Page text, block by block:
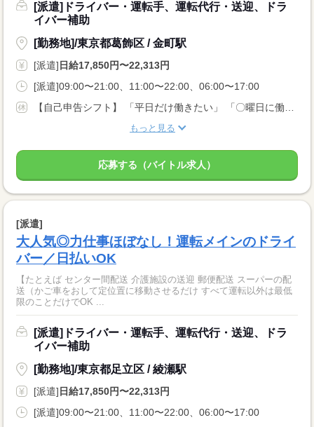
[派遣]ドライバー・運転手、運転代行・送迎、ドラ
イバー補助
[勤務地]/東京都葛飾区 / 金町駅
[派遣] 日給17,850円〜22,313円
[派遣]09:00〜21:00、11:00〜22:00、06:00〜17:00
【自己申告シフト】 「平日だけ働きたい」 「〇曜日に働きたい」 など、働き方は自分で選べます。 曜日・時間についてのご希望も 面談の際に教えてくださいね。 ※こちらは中型以上のお仕事の例です
もっと見る
応募する（バイトル求人）
[派遣]
大人気◎力仕事ほぼなし！運転メインのドライ
バー／日払いOK
【たとえば センター間配送 介護施設の送迎 郵便配送 スーパーの配
送（かご車をおして定位置に移動させるだけ すべて運転以外は最低
限のことだけでOK ...
[派遣]ドライバー・運転手、運転代行・送迎、ドラ
イバー補助
[勤務地]/東京都足立区 / 綾瀬駅
[派遣] 日給17,850円〜22,313円
[派遣]09:00〜21:00、11:00〜22:00、06:00〜17:00